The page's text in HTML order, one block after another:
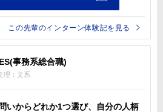
この先輩のインターン体験記を見る
事務系総合職)
理：文系
いからどれか1つ選び、自分の人柄